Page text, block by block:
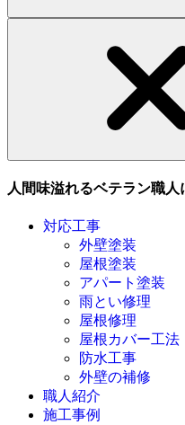
人間味溢れるベテラン職
対応工事
外壁塗装
屋根塗装
アパート塗装
雨とい修理
屋根修理
屋根カバー工法
防水工事
外壁の補修
職人紹介
施工事例